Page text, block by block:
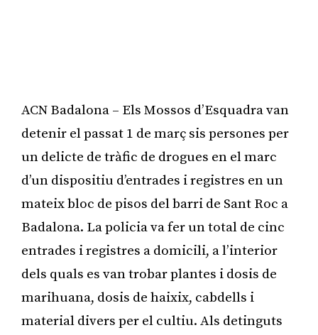
ACN Badalona – Els Mossos d’Esquadra van
detenir el passat 1 de març sis persones per
un delicte de tràfic de drogues en el marc
d’un dispositiu d’entrades i registres en un
mateix bloc de pisos del barri de Sant Roc a
Badalona. La policia va fer un total de cinc
entrades i registres a domicili, a l’interior
dels quals es van trobar plantes i dosis de
marihuana, dosis de haixix, cabdells i
material divers per el cultiu. Als detinguts